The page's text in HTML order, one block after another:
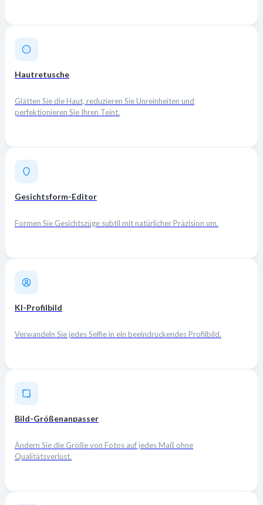
Hautretusche
Glätten Sie die Haut, reduzieren Sie Unreinheiten und
perfektionieren Sie Ihren Teint.
Gesichtsform-Editor
Formen Sie Gesichtszüge subtil mit natürlicher Präzision um.
KI-Profilbild
Verwandeln Sie jedes Selfie in ein beeindruckendes Profilbild.
Bild-Größenanpasser
Ändern Sie die Größe von Fotos auf jedes Maß ohne
Qualitätsverlust.